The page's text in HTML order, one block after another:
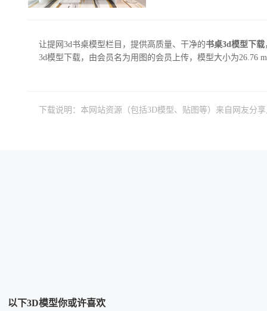
让提网3d书桌模型栏目，提供高质量、干净的书桌3d模型下载
3d模型下载，由会员名为用图的会员上传，模型大小为26.76
下载说明：本网站资源（包括3D模型、贴图等）来自网友分
以下3D模型你或许喜欢